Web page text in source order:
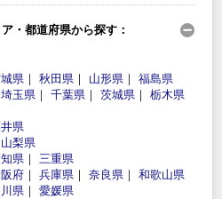
・都道府県から探す：
県 ｜ 秋田県 ｜ 山形県 ｜ 福島県
埼玉県 ｜ 千葉県 ｜ 茨城県 ｜ 栃木県
県
山梨県
県 ｜ 三重県
府 ｜ 兵庫県 ｜ 奈良県 ｜ 和歌山県
県 ｜ 愛媛県